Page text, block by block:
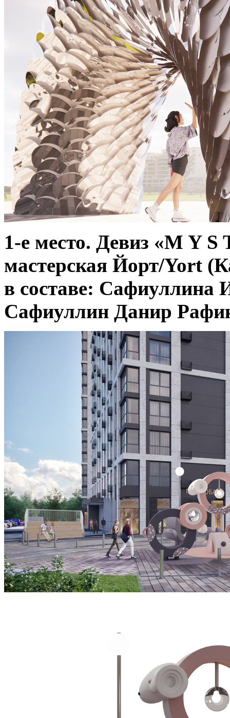
1-е место. Девиз «M Y
мастерская Йорт/Yort
в составе: Сафиуллина
Сафиуллин Данир